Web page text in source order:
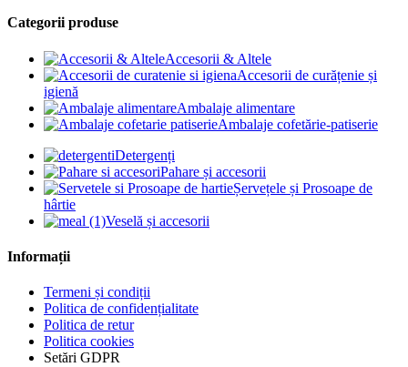
Categorii produse
Accesorii & Altele
Accesorii de curățenie și
igienă
Ambalaje alimentare
Ambalaje cofetărie-patiserie
Detergenți
Pahare și accesorii
Șervețele și Prosoape de
hârtie
Veselă și accesorii
Informații
Termeni și condiții
Politica de confidențialitate
Politica de retur
Politica cookies
Setări GDPR